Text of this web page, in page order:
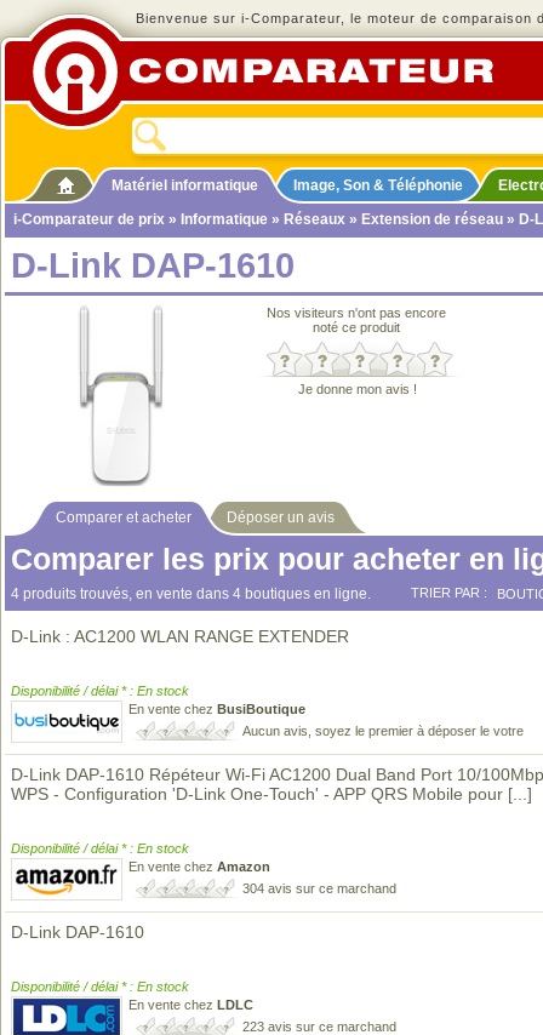
Bienvenue sur i-Comparateur, le moteur de comparaison
Matériel informatique Image, Son & Téléphonie
i-Comparateur de prix » Informatique » Réseaux » Extension de réseau » D-
D-Link DAP-1610
Nos visiteurs n'ont pas encore
noté ce produit
Je donne mon avis !
Comparer et acheter Déposer un avis
Comparer les prix pour acheter en
4 produits trouvés, en vente dans 4 boutiques en ligne. TRIER PAR :
D-Link : AC1200 WLAN RANGE EXTENDER
Disponibilité / délai * : En stock
En vente chez BusiBoutique
Aucun avis, soyez le premier à déposer le votre
D-Link DAP-1610 Répéteur Wi-Fi AC1200 Dual Band Port 10/
WPS - Configuration 'D-Link One-Touch' - APP QRS Mobile pour [...]
Disponibilité / délai * : En stock
En vente chez Amazon
304 avis sur ce marchand
D-Link DAP-1610
Disponibilité / délai * : En stock
En vente chez LDLC
223 avis sur ce marchand